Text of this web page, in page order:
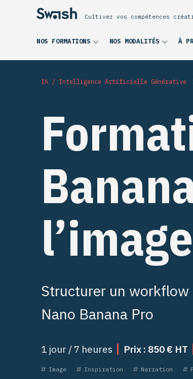
Cultivez vos compétences
NOS FORMATIONS NOS MODALITÉS À
IA / Intelligence Artificielle Générative
Structurer un workflow
Nano Banana Pro
1 jour / 7 heures Prix : 850 € HT
Image Inspiration Narration